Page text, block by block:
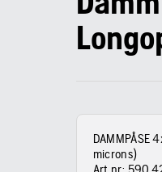
DAMMPÅSE
microns)